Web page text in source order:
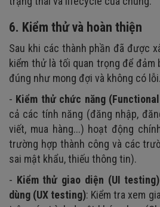
6. Kiểm thử và hoàn thiện
Sau khi các thành phần đã được
kiểm thử là tối quan trọng để
đúng như mong đợi và không có lỗi.
- Kiểm thử chức năng
cả các tính năng (đăng nhập,
viết, mua hàng...) hoạt động
trường hợp thành công và các
sai mật khẩu, thiếu thông tin).
- Kiểm thử giao diện (UI
dùng (UX testing): Kiểm tra xem